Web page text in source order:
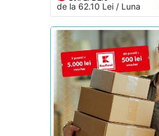
de la 62.10 Lei / Luna